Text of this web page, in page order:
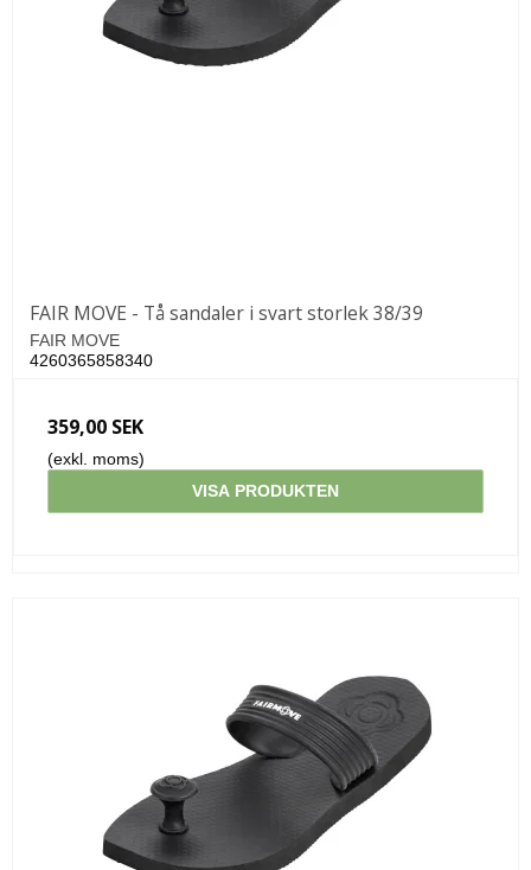
FAIR MOVE - Tå sandaler i svart storlek 38/39
FAIR MOVE
4260365858340
359,00 SEK
(exkl. moms)
VISA PRODUKTEN